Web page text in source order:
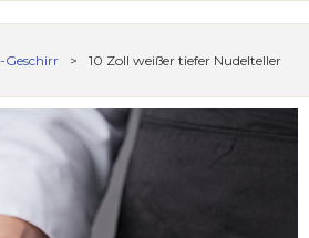
Geschirr > 10 Zoll weißer tiefer Nudelteller